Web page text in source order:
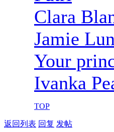
Clara
Jamie
Your
Ivanka
TOP
返回列表 回复 发帖